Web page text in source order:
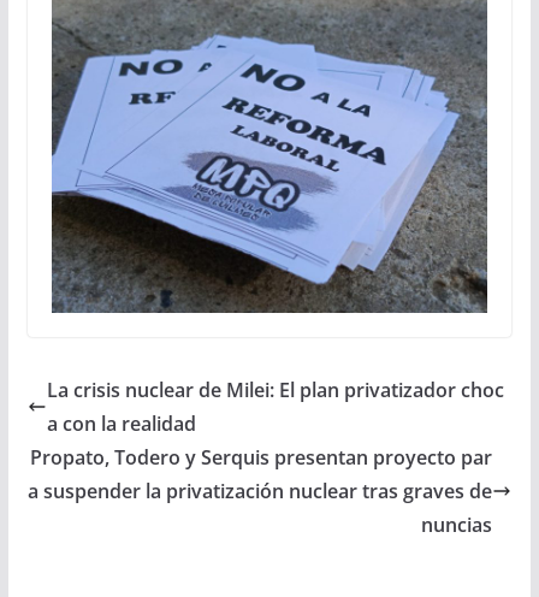
La crisis nuclear de Milei: El plan privatizador choc
a con la realidad
Propato, Todero y Serquis presentan proyecto par
a suspender la privatización nuclear tras graves de
nuncias